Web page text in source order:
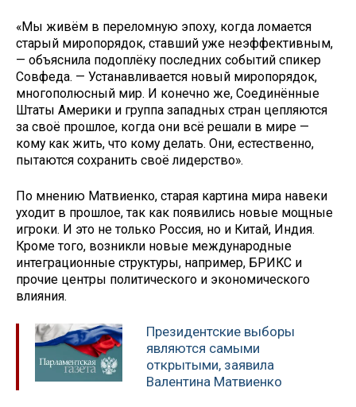
«Мы живём в переломную эпоху, когда ломается
старый миропорядок, ставший уже неэффективным,
— объяснила подоплёку последних событий спикер
Совфеда. — Устанавливается новый миропорядок,
многополюсный мир. И конечно же, Соединённые
Штаты Америки и группа западных стран цепляются
за своё прошлое, когда они всё решали в мире —
кому как жить, что кому делать. Они, естественно,
пытаются сохранить своё лидерство».
По мнению Матвиенко, старая картина мира навеки
уходит в прошлое, так как появились новые мощные
игроки. И это не только Россия, но и Китай, Индия.
Кроме того, возникли новые международные
интеграционные структуры, например, БРИКС и
прочие центры политического и экономического
влияния.
Президентские выборы
являются самыми
открытыми, заявила
Валентина Матвиенко